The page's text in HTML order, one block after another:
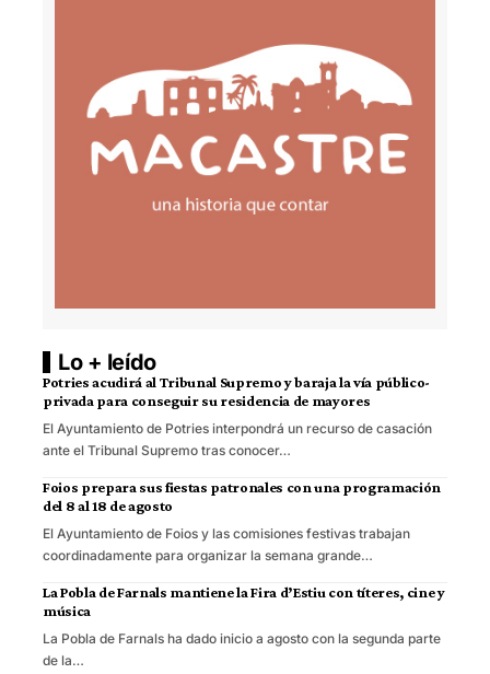
Lo + leído
Potries acudirá al Tribunal Supremo y baraja la vía público-
privada para conseguir su residencia de mayores
El Ayuntamiento de Potries interpondrá un recurso de casación
ante el Tribunal Supremo tras conocer…
Foios prepara sus fiestas patronales con una programación
del 8 al 18 de agosto
El Ayuntamiento de Foios y las comisiones festivas trabajan
coordinadamente para organizar la semana grande…
La Pobla de Farnals mantiene la Fira d’Estiu con títeres, cine y
música
La Pobla de Farnals ha dado inicio a agosto con la segunda parte
de la…